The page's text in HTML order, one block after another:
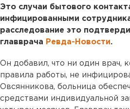
Это случаи бытового
инфицированными
расследование это
главврача Ревда-Новости.
Он добавил, что ни один врач,
правила работы, не
Овсянникова, больница
средствами индивидуальной